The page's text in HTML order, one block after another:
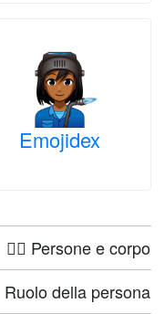
Emojidex
🤦‍♀️ Persone e corpo
Ruolo della persona